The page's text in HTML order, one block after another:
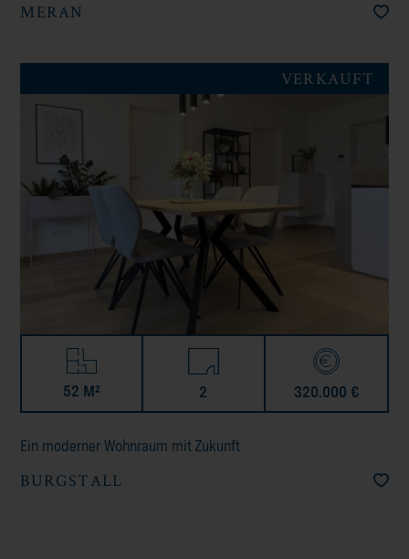
MERAN
VERKAUFT
52 M² 2 320.000 €
Ein moderner Wohnraum mit Zukunft
BURGSTALL